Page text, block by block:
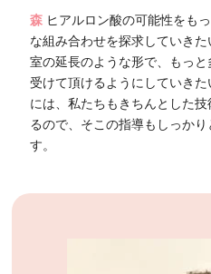
森 ヒアルロン酸の可能性をも
な組み合わせを探求していき
室の延長のような形で、もっ
受けて頂けるようにしていき
には、私たちもきちんとした
るので、そこの指導もしっか
す。